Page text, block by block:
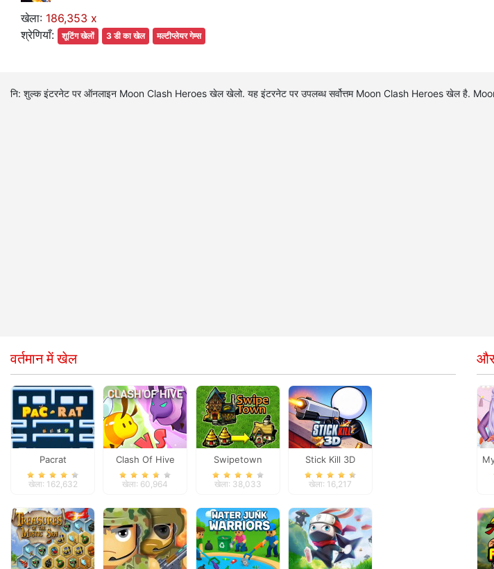
खेला: 186,353 x
श्रेणियाँ:
शूटिंग खेलों 3 डी का खेल मल्टीप्लेयर गेम्स
नि: शुल्क इंटरनेट पर ऑनलाइन Moon Clash Heroes खेल खेलो. यह इंटरनेट पर उपलब्ध सर्वोत्तम Moon Clash Heroes खेल है.
वर्तमान में खेल
Pacrat
खेला: 162,632
Clash Of Hive
खेला: 60,964
Swipetown
खेला: 38,033
Stick Kill 3D
खेला: 16,217